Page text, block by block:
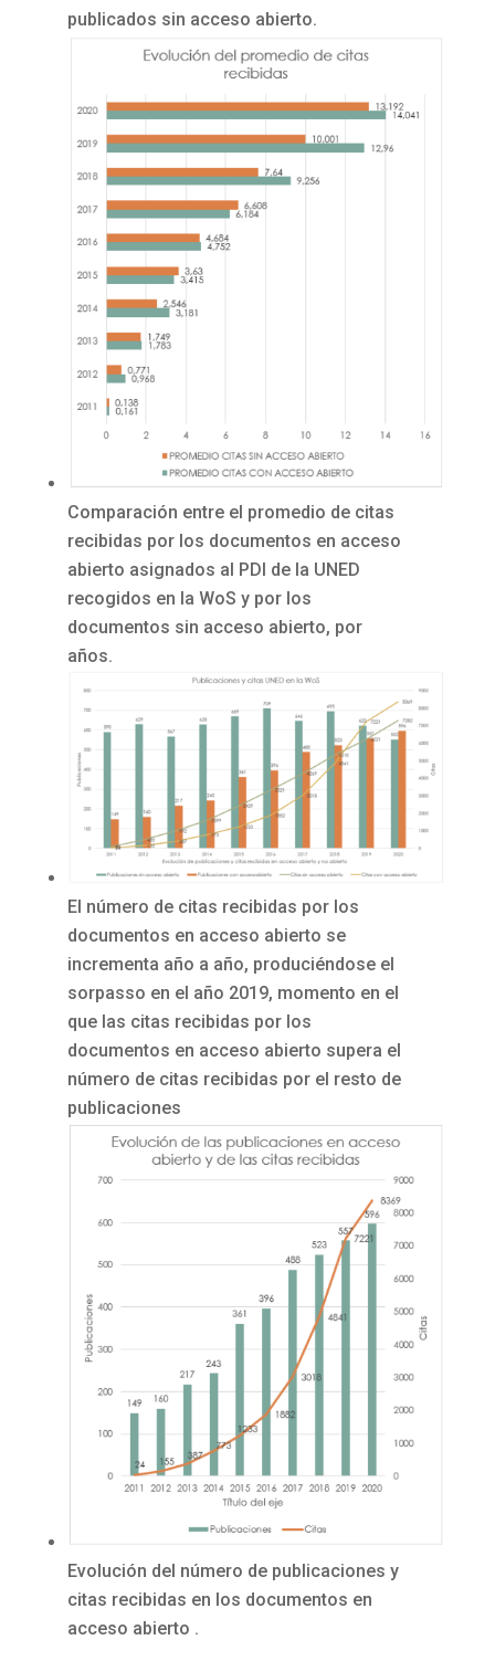
publicados sin acceso abierto.
Comparación entre el promedio de citas
recibidas por los documentos en acceso
abierto asignados al PDI de la UNED
recogidos en la WoS y por los
documentos sin acceso abierto, por
años.
El número de citas recibidas por los
documentos en acceso abierto se
incrementa año a año, produciéndose el
sorpasso en el año 2019, momento en el
que las citas recibidas por los
documentos en acceso abierto supera el
número de citas recibidas por el resto de
publicaciones
Evolución del número de publicaciones y
citas recibidas en los documentos en
acceso abierto .